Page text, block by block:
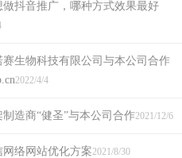
做抖音推广，哪种方式效果最好
赛生物科技有限公司与本公司合作
2022/4/4
造商“健圣”与本公司合作2021/12/6
网络网站优化方案2021/8/30